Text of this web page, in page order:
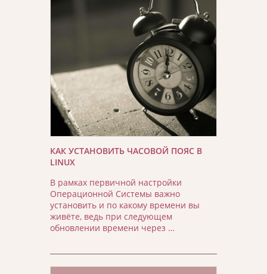
КАК УСТАНОВИТЬ ЧАСОВОЙ ПОЯС В
LINUX
В рамках первичной настройки
Операционной Системы важно
установить и по какому времени вы
живёте, ведь при следующем
обновлении времени через …